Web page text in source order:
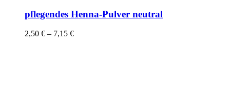
pflegendes Henna-Pulver neutral
2,50 € – 7,15 €